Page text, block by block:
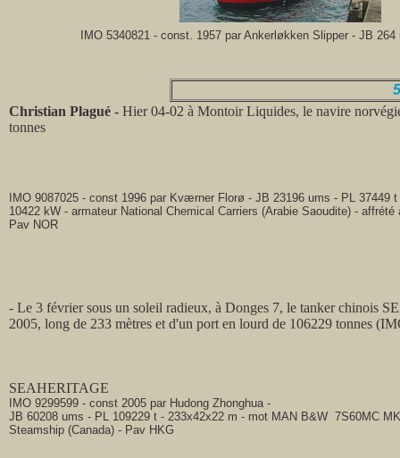
IMO 5340821 - const. 1957 par Ankerløkken Slipper - JB
Christian Plagué - Hier 04-02 à Montoir Liquides, le navire
tonnes
IMO 9087025 - const 1996 par Kværner Florø - JB 23196 ums - PL 37449
10422 kW - armateur National Chemical Carriers (Arabie Saoudite) -
Pav NOR
- Le 3 février sous un soleil radieux, à Donges 7, le tanker chinois
2005, long de 233 mètres et d'un port en lourd de 106229 tonnes
SEAHERITAGE
IMO 9299599 - const 2005 par Hudong Zhonghua -
JB 60208 ums - PL 109229 t - 233x42x22 m - mot MAN B&W 7S60MC
Steamship (Canada) - Pav HKG